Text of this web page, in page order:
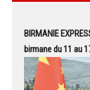
BIRMANIE
birmane du 11 au